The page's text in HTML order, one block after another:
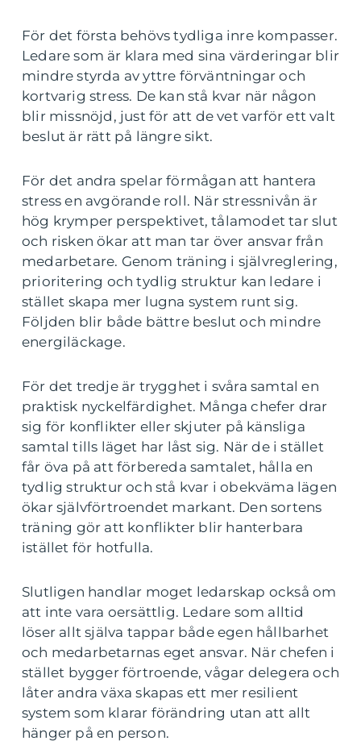
För det första behövs tydliga inre kompasser.
Ledare som är klara med sina värderingar blir
mindre styrda av yttre förväntningar och
kortvarig stress. De kan stå kvar när någon
blir missnöjd, just för att de vet varför ett valt
beslut är rätt på längre sikt.
För det andra spelar förmågan att hantera
stress en avgörande roll. När stressnivån är
hög krymper perspektivet, tålamodet tar slut
och risken ökar att man tar över ansvar från
medarbetare. Genom träning i självreglering,
prioritering och tydlig struktur kan ledare i
stället skapa mer lugna system runt sig.
Följden blir både bättre beslut och mindre
energiläckage.
För det tredje är trygghet i svåra samtal en
praktisk nyckelfärdighet. Många chefer drar
sig för konflikter eller skjuter på känsliga
samtal tills läget har låst sig. När de i stället
får öva på att förbereda samtalet, hålla en
tydlig struktur och stå kvar i obekväma lägen
ökar självförtroendet markant. Den sortens
träning gör att konflikter blir hanterbara
istället för hotfulla.
Slutligen handlar moget ledarskap också om
att inte vara oersättlig. Ledare som alltid
löser allt själva tappar både egen hållbarhet
och medarbetarnas eget ansvar. När chefen i
stället bygger förtroende, vågar delegera och
låter andra växa skapas ett mer resilient
system som klarar förändring utan att allt
hänger på en person.